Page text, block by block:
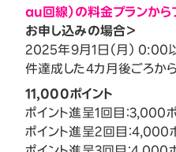
au回線）の料金プランから
お申し込みの場合＞
2025年9月1日（月） 0:00
件達成した4カ月後ごろか
11,000ポイント
ポイント進呈1回目：3,000
ポイント進呈2回目：4,000